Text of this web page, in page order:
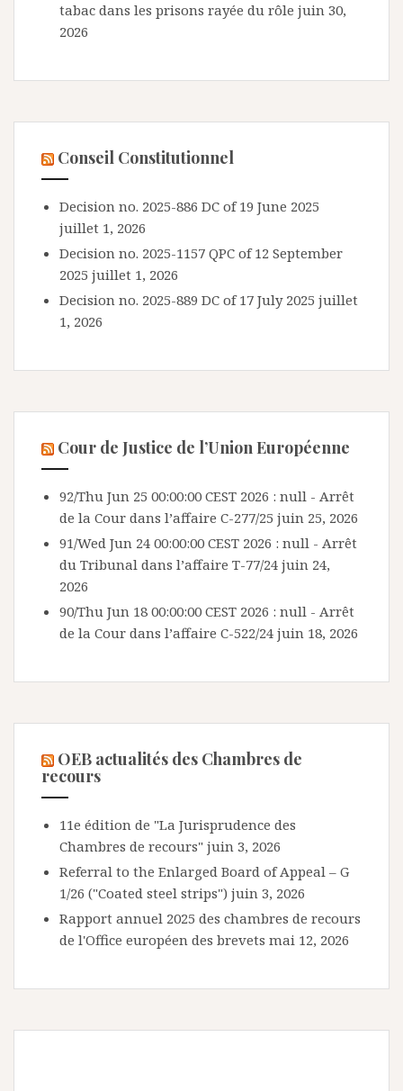
tabac dans les prisons rayée du rôle juin 30,
2026
Conseil Constitutionnel
Decision no. 2025-886 DC of 19 June 2025
juillet 1, 2026
Decision no. 2025-1157 QPC of 12 September
2025 juillet 1, 2026
Decision no. 2025-889 DC of 17 July 2025 juillet
1, 2026
Cour de Justice de l’Union Européenne
92/Thu Jun 25 00:00:00 CEST 2026 : null - Arrêt
de la Cour dans l’affaire C-277/25 juin 25, 2026
91/Wed Jun 24 00:00:00 CEST 2026 : null - Arrêt
du Tribunal dans l’affaire T-77/24 juin 24,
2026
90/Thu Jun 18 00:00:00 CEST 2026 : null - Arrêt
de la Cour dans l’affaire C-522/24 juin 18, 2026
OEB actualités des Chambres de
recours
11e édition de "La Jurisprudence des
Chambres de recours" juin 3, 2026
Referral to the Enlarged Board of Appeal – G
1/26 ("Coated steel strips") juin 3, 2026
Rapport annuel 2025 des chambres de recours
de l'Office européen des brevets mai 12, 2026